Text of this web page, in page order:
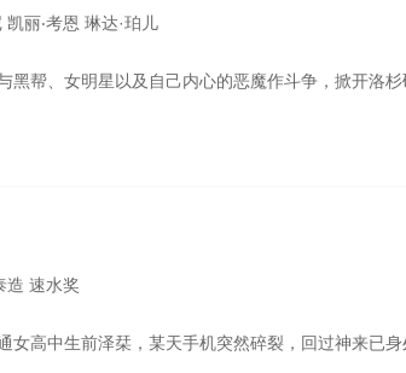
凯丽‧考恩 琳达·珀儿
己内心的恶魔作斗争，掀开洛杉矶霓虹灯背后埋伏的阴险真相七仙女湖中洗澡,八戒干着急看不到。唐僧严肃地朝湖面喊:
造 速水奖
异世界横滨——打开手机一看，发觉栞的社交账号上竟发布了连她自己都毫无印象的个人照一头驴子不慎掉进了枯井，众人设法救它，都没有成功，就决定埋了它。驴子悲声鸣叫，可当泥土落下的时候，它却出乎意料地安静了。它努力抖落背上的泥土，把它们踩在脚下，让自己登高一点。就